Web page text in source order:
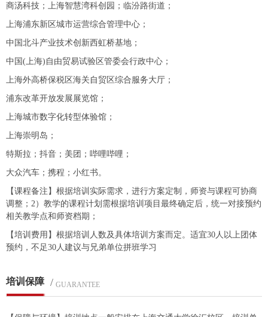
商汤科技；上海智慧湾科创园；临汾路街道；
上海浦东新区城市运营综合管理中心；
中国北斗产业技术创新西虹桥基地；
中国(上海)自由贸易试验区管委会行政中心；
上海外高桥保税区海关自贸区综合服务大厅；
浦东改革开放发展展览馆；
上海城市数字化转型体验馆；
上海崇明岛；
特斯拉；抖音；美团；哔哩哔哩；
大众汽车；携程；小红书。
【课程备注】根据培训实际需求，进行方案定制，师资与课程可协商
调整；2）教学的课程计划需根据培训项目最终确定后，统一对接预约
相关教学点和师资档期；
【培训费用】根据培训人数及具体培训方案而定。适宜30人以上团体
预约，不足30人建议与兄弟单位拼班学习
培训保障 / GUARANTEE